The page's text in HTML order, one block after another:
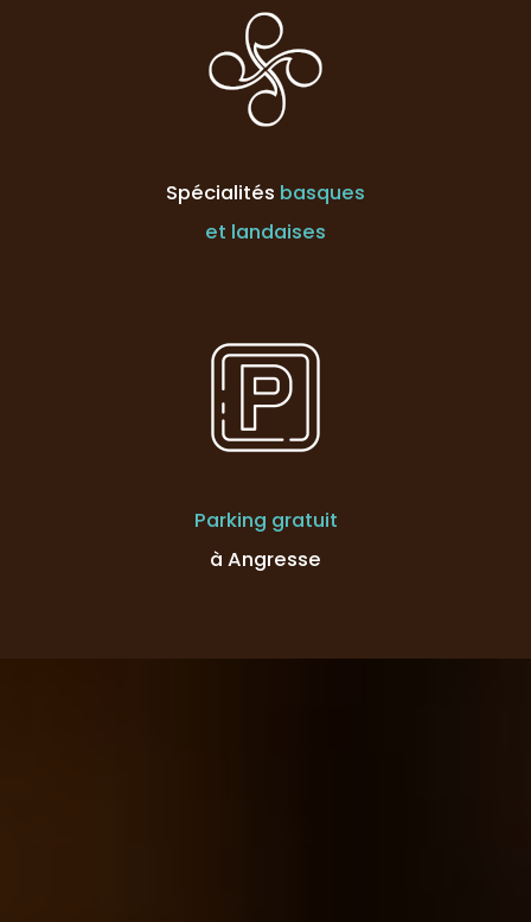
Spécialités basques
et landaises
Parking gratuit
à Angresse